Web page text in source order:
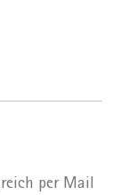
per Mail